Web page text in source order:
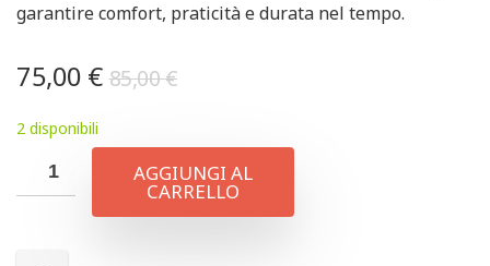
garantire comfort, praticità e durata nel tempo.
85,00€
75,00 €
2 disponibili
AGGIUNGI AL
CARRELLO